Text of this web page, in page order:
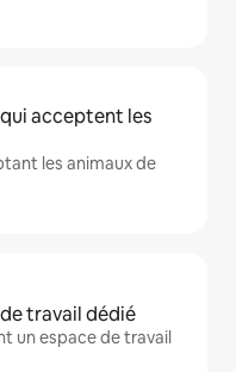
acceptent les
les animaux de
travail dédié
un espace de travail